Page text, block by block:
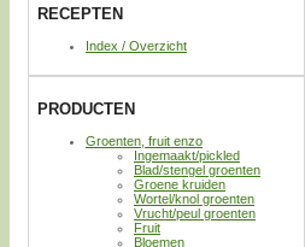
RECEPTEN
Index / Overzicht
PRODUCTEN
Groenten, fruit enzo
Ingemaakt/pickled
Blad/stengel groenten
Groene kruiden
Wortel/knol groenten
Vrucht/peul groenten
Fruit
Bloemen